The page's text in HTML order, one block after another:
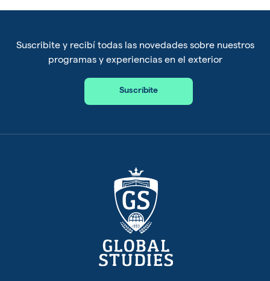
Suscribite y recibí todas las novedades sobre nuestros
programas y experiencias en el exterior
Suscríbite